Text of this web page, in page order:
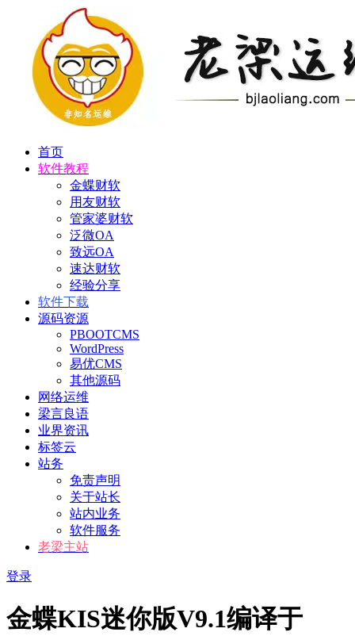
首页
软件教程
金蝶财软
用友财软
管家婆财软
泛微OA
致远OA
速达财软
经验分享
软件下载
源码资源
PBOOTCMS
WordPress
易优CMS
其他源码
网络运维
梁言良语
业界资讯
标签云
站务
免责声明
关于站长
站内业务
软件服务
老梁主站
登录
金蝶KIS迷你版V9.1编译于